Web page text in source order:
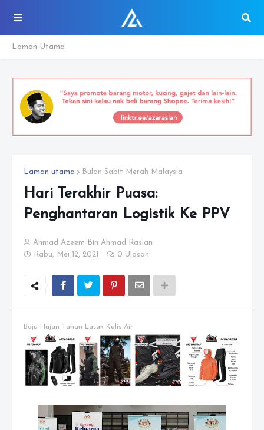
Laman Utama
Laman utama Bulan Sabit Merah Malaysia
Hari Terakhir Puasa:
Penghantaran Logistik Ke PPV
Ahmad Azeem Bin Ahmad Raslan
Rabu, Mei 12, 2021
0 Ulasan
Baju Hujan Tahan Lasak Kalis Air